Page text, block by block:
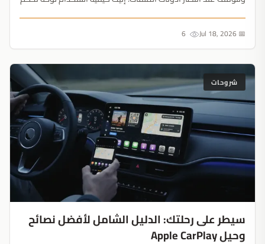
📅 Jul 18, 2026
شروحات
سيطر على رحلتك: الدليل الشامل لأفضل نصائح
وحيل Apple CarPlay